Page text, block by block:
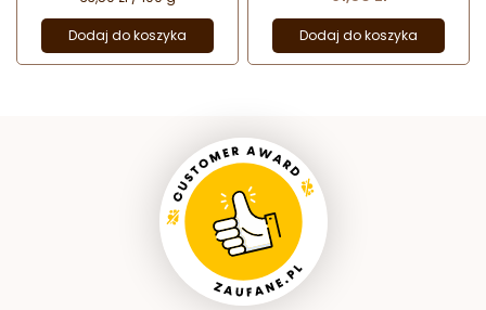
Dodaj do koszyka Dodaj do koszyka